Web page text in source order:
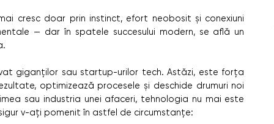
cresc doar prin instinct, efort neobosit și conexiuni
— dar în spatele succesului modern, se află un
giganților sau startup-urilor tech. Astăzi, este forța
optimizează procesele și deschide drumuri noi
sau industria unei afaceri, tehnologia nu mai este
v-ați pomenit în astfel de circumstanțe: